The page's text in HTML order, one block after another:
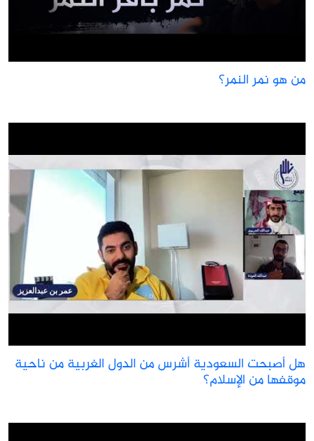
هو نمر النمر؟
أصبحت السعودية أشرس من الدول الغربية من ناحية
من الإسلام؟